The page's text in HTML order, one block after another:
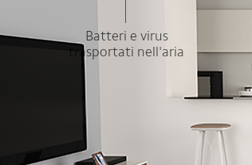
Batteri e virus
trasportati nell'aria